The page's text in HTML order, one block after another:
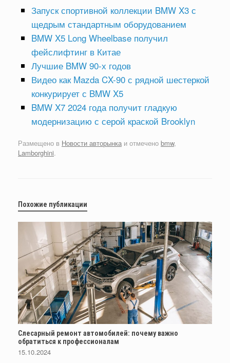
Запуск спортивной коллекции BMW X3 с
щедрым стандартным оборудованием
BMW X5 Long Wheelbase получил
фейслифтинг в Китае
Лучшие BMW 90-х годов
Видео как Mazda CX-90 с рядной шестеркой
конкурирует с BMW X5
BMW X7 2024 года получит гладкую
модернизацию с серой краской Brooklyn
Размещено в Новости авторынка и отмечено bmw,
Lamborghini.
Похожие публикации
Слесарный ремонт автомобилей: почему важно
обратиться к профессионалам
15.10.2024